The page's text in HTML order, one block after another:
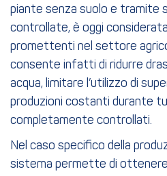
piante senza suolo e tramite
controllate, è oggi
promettenti nel settore
consente infatti di ridurre
acqua, limitare l’utilizzo di
produzioni costanti durante
completamente controllati.
Nel caso specifico della
sistema permette di ottenere